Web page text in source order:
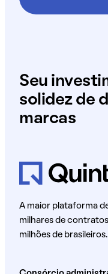
Seu
solidez de
marcas
A maior plataforma
milhares de
milhões de brasileiros.